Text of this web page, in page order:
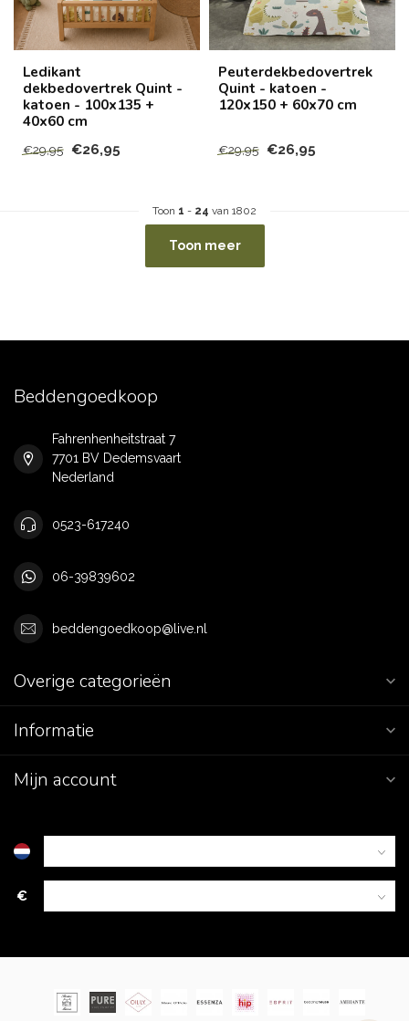
Ledikant
dekbedovertrek Quint -
katoen - 100x135 +
40x60 cm
€29,95 €26,95
Peuterdekbedovertrek
Quint - katoen -
120x150 + 60x70 cm
€29,95 €26,95
Toon 1 - 24 van 1802
Toon meer
Beddengoedkoop
Fahrenhenheitstraat 7
7701 BV Dedemsvaart
Nederland
0523-617240
06-39839602
beddengoedkoop@live.nl
Overige categorieën
Informatie
Mijn account
€